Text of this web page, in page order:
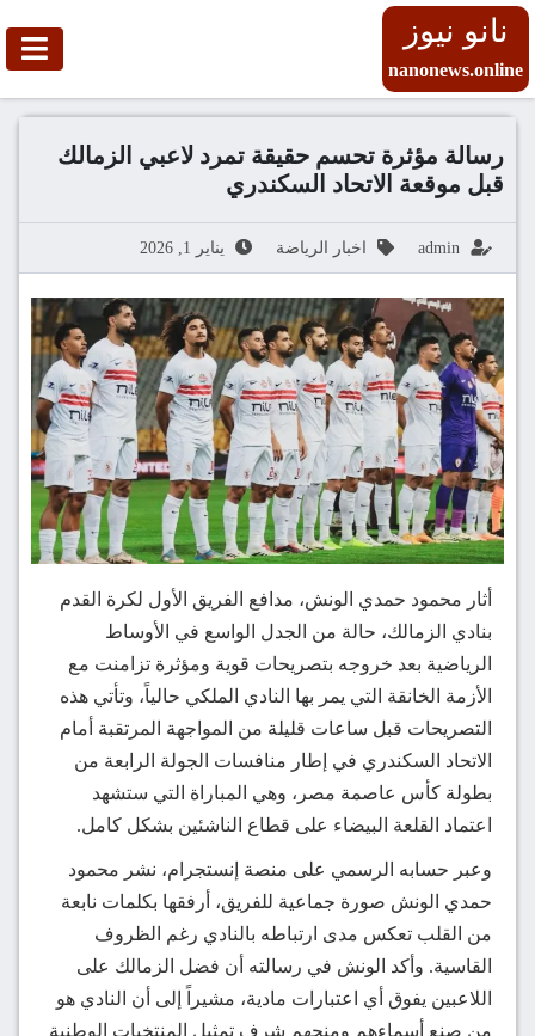
نانو نيوز
nanonews.online
رسالة مؤثرة تحسم حقيقة تمرد لاعبي الزمالك
قبل موقعة الاتحاد السكندري
admin اخبار الرياضة يناير 1, 2026
أثار محمود حمدي الونش، مدافع الفريق الأول لكرة القدم
بنادي الزمالك، حالة من الجدل الواسع في الأوساط
الرياضية بعد خروجه بتصريحات قوية ومؤثرة تزامنت مع
الأزمة الخانقة التي يمر بها النادي الملكي حالياً، وتأتي هذه
التصريحات قبل ساعات قليلة من المواجهة المرتقبة أمام
الاتحاد السكندري في إطار منافسات الجولة الرابعة من
بطولة كأس عاصمة مصر، وهي المباراة التي ستشهد
اعتماد القلعة البيضاء على قطاع الناشئين بشكل كامل.
وعبر حسابه الرسمي على منصة إنستجرام، نشر محمود
حمدي الونش صورة جماعية للفريق، أرفقها بكلمات نابعة
من القلب تعكس مدى ارتباطه بالنادي رغم الظروف
القاسية. وأكد الونش في رسالته أن فضل الزمالك على
اللاعبين يفوق أي اعتبارات مادية، مشيراً إلى أن النادي هو
من صنع أسماءهم ومنحهم شرف تمثيل المنتخبات الوطنية